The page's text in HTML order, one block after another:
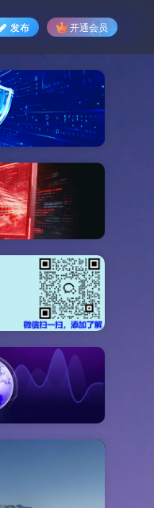
发布 开通会员